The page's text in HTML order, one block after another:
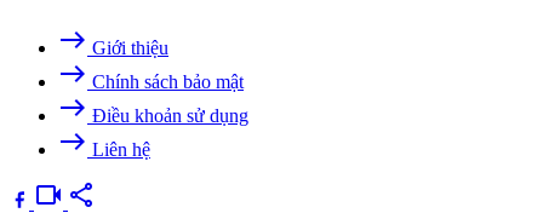
east Giới thiệu
east Chính sách bảo mật
east Điều khoản sử dụng
east Liên hệ
videocam share